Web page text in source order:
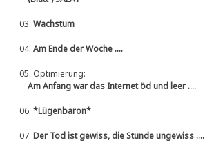
03.Wachstum
04.Am Ende der Woche ....
05. Optimierung:
Am Anfang war das Internet öd und leer ....
06.*Lügenbaron*
07.Der Tod ist gewiss, die Stunde ungewiss ....